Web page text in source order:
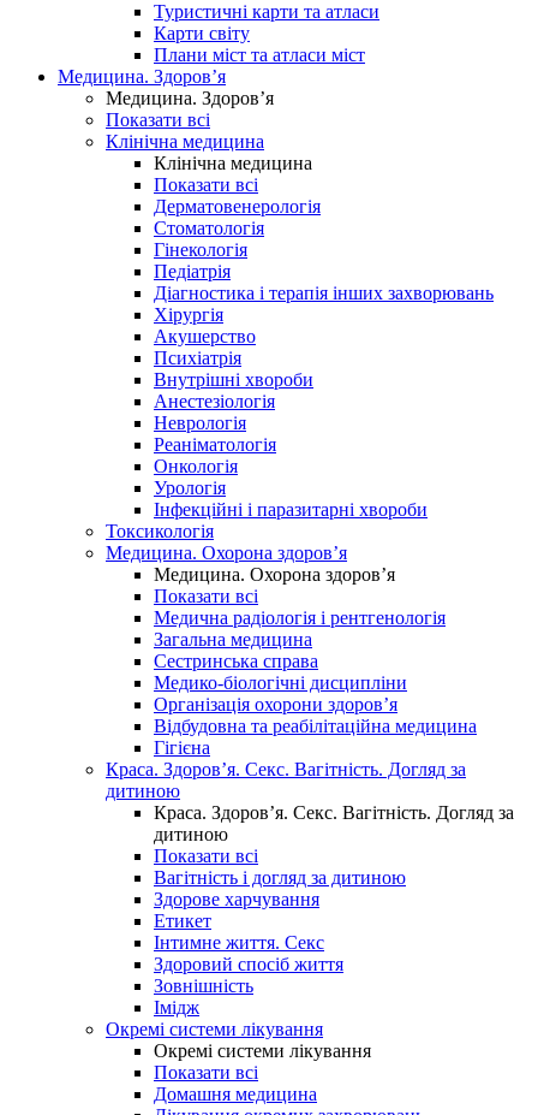
Туристичні карти та атласи
Карти світу
Плани міст та атласи міст
Медицина. Здоров’я
Медицина. Здоров’я
Показати всі
Клінічна медицина
Клінічна медицина
Показати всі
Дерматовенерологія
Стоматологія
Гінекологія
Педіатрія
Діагностика і терапія інших захворювань
Хірургія
Акушерство
Психіатрія
Внутрішні хвороби
Анестезіологія
Неврологія
Реаніматологія
Онкологія
Урологія
Інфекційні і паразитарні хвороби
Токсикологія
Медицина. Охорона здоров’я
Медицина. Охорона здоров’я
Показати всі
Медична радіологія і рентгенологія
Загальна медицина
Сестринська справа
Медико-біологічні дисципліни
Організація охорони здоров’я
Відбудовна та реабілітаційна медицина
Гігієна
Краса. Здоров’я. Секс. Вагітність. Догляд за
дитиною
Краса. Здоров’я. Секс. Вагітність. Догляд за
дитиною
Показати всі
Вагітність і догляд за дитиною
Здорове харчування
Етикет
Інтимне життя. Секс
Здоровий спосіб життя
Зовнішність
Імідж
Окремі системи лікування
Окремі системи лікування
Показати всі
Домашня медицина